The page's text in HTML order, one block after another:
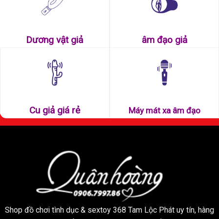
– Chất liệu: Silicon 100 % êm min an toàn cho da người
Dương vật giả âm đạo giả
Cu giả giá rẻ Máy mát xa âm đạo
Shop đồ chơi tình dục & sextoy 368 Tam Lộc Phát uy tín, hàng